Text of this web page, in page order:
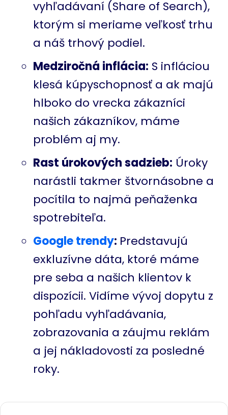
vyhľadávaní (Share of Search),
ktorým si meriame veľkosť trhu
a náš trhový podiel.
Medziročná inflácia: S infláciou
klesá kúpyschopnosť a ak majú
hlboko do vrecka zákazníci
našich zákazníkov, máme
problém aj my.
Rast úrokových sadzieb: Úroky
narástli takmer štvornásobne a
pocítila to najmä peňaženka
spotrebiteľa.
Google trendy: Predstavujú
exkluzívne dáta, ktoré máme
pre seba a našich klientov k
dispozícii. Vidíme vývoj dopytu z
pohľadu vyhľadávania,
zobrazovania a záujmu reklám
a jej nákladovosti za posledné
roky.